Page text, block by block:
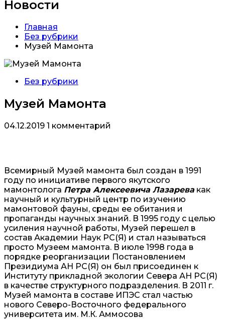
Новости
Главная
Без рубрики
Музей Мамонта
Без рубрики
Музей Мамонта
04.12.2019 1 комментарий
Всемирный Музей мамонта был создан в 1991
году по инициативе первого якутского
мамонтолога Петра Алексеевича Лазарева как
научный и культурный центр по изучению
мамонтовой фауны, среды ее обитания и
пропаганды научных знаний. В 1995 году с целью
усиления научной работы, Музей перешел в
состав Академии Наук РС(Я) и стал называться
просто Музеем мамонта. В июле 1998 года в
порядке реорганизации Постановлением
Президиума АН РС(Я) он был присоединен к
Институту прикладной экологии Севера АН РС(Я)
в качестве структурного подразделения. В 2011 г.
Музей мамонта в составе ИПЭС стал частью
нового Северо-Восточного федерального
университета им. М.К. Аммосова